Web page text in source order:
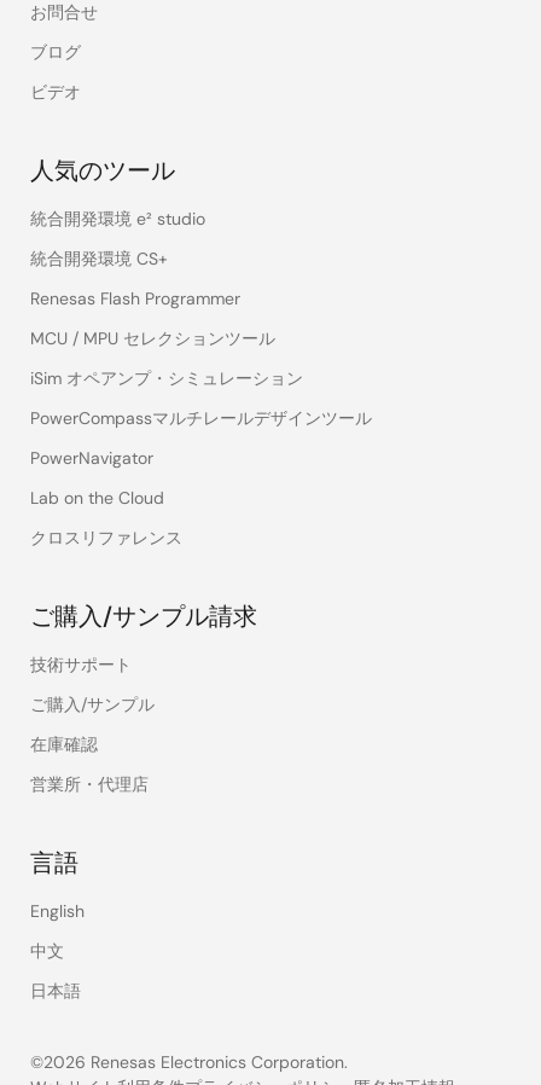
お問合せ
ブログ
ビデオ
人気のツール
統合開発環境 e² studio
統合開発環境 CS+
Renesas Flash Programmer
MCU / MPU セレクションツール
iSim オペアンプ・シミュレーション
PowerCompassマルチレールデザインツール
PowerNavigator
Lab on the Cloud
クロスリファレンス
ご購入/サンプル請求
技術サポート
ご購入/サンプル
在庫確認
営業所・代理店
言語
English
中文
日本語
©2026 Renesas Electronics Corporation.